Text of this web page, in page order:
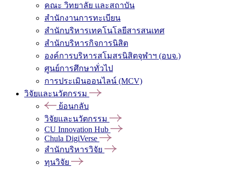
คณะ วิทยาลัย และสถาบัน
สำนักงานการทะเบียน
สำนักบริหารเทคโนโลยีสารสนเทศ
สำนักบริหารกิจการนิสิต
องค์การบริหารสโมสรนิสิตจุฬาฯ (อบจ.)
ศูนย์การศึกษาทั่วไป
การประเมินออนไลน์ (MCV)
วิจัยและนวัตกรรม
ย้อนกลับ
วิจัยและนวัตกรรม
CU Innovation Hub
Chula DigiVerse
สำนักบริหารวิจัย
ทุนวิจัย